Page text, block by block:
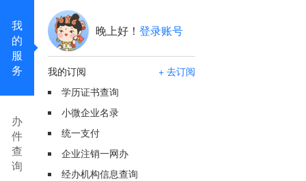
我
的
服
务
办
件
查
询
晚上好！ 登录账号
我的订阅
+ 去订阅
学历证书查询
小微企业名录
统一支付
企业注销一网办
经办机构信息查询